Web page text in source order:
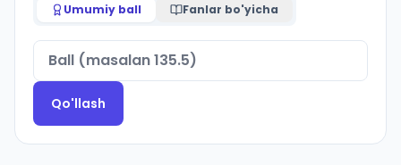
Umumiy ball Fanlar bo'yicha
Qo'llash